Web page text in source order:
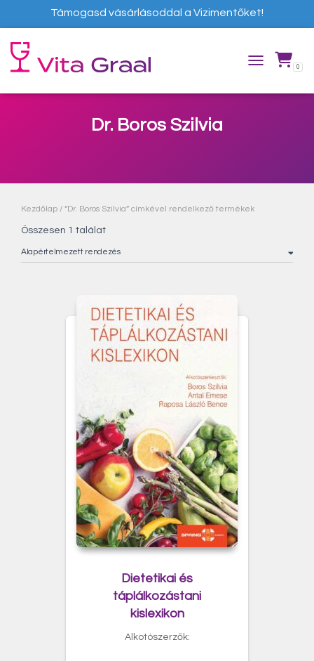
Támogasd vásárlásoddal a Vizimentőket!
TOGGLE 0
Dr. Boros Szilvia
Kezdőlap / “Dr. Boros Szilvia” címkével rendelkező termékek
Összesen 1 találat
Dietetikai és
táplálkozástani
kislexikon
Alkotószerzők: